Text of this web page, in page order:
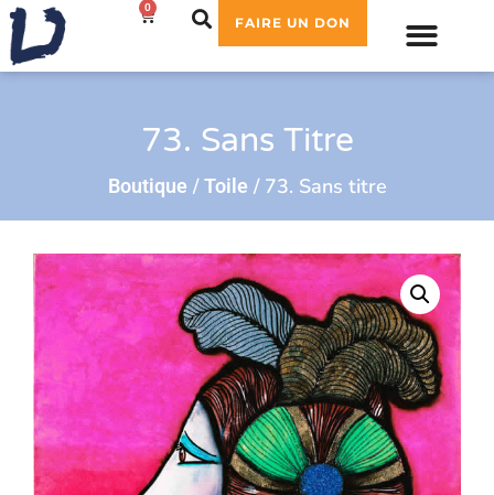
€ 0
FAIRE UN DON
73. Sans Titre
Boutique /Toile / 73. Sans titre